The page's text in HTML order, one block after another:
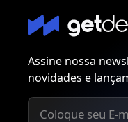
Assine nossa
novidades e